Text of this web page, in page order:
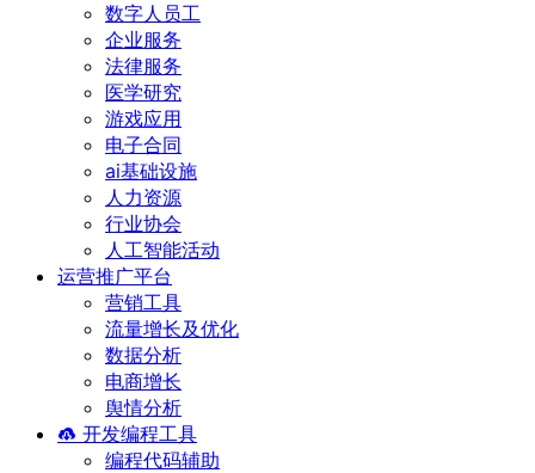
数字人员工
企业服务
法律服务
医学研究
游戏应用
电子合同
ai基础设施
人力资源
行业协会
人工智能活动
运营推广平台
营销工具
流量增长及优化
数据分析
电商增长
舆情分析
开发编程工具
编程代码辅助